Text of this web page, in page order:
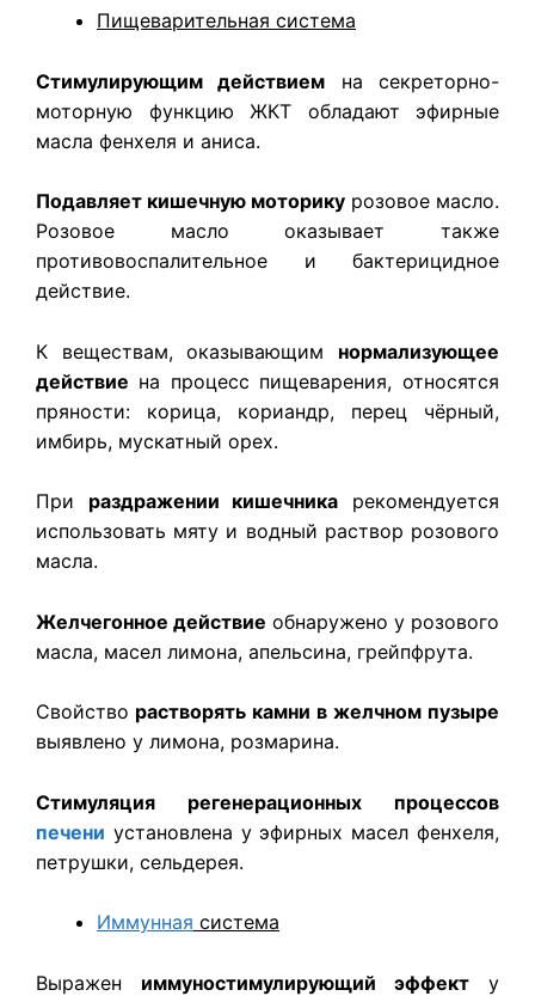
Пищеварительная система
Стимулирующим действием на секреторно-
моторную функцию ЖКТ обладают эфирные
масла фенхеля и аниса.
Подавляет кишечную моторику розовое масло.
Розовое масло оказывает также
противовоспалительное и бактерицидное
действие.
К веществам, оказывающим нормализующее
действие на процесс пищеварения, относятся
пряности: корица, кориандр, перец чёрный,
имбирь, мускатный орех.
При раздражении кишечника рекомендуется
использовать мяту и водный раствор розового
масла.
Желчегонное действие обнаружено у розового
масла, масел лимона, апельсина, грейпфрута.
Свойство растворять камни в желчном пузыре
выявлено у лимона, розмарина.
Стимуляция регенерационных процессов
печени установлена у эфирных масел фенхеля,
петрушки, сельдерея.
Иммунная система
Выражен иммуностимулирующий эффект у